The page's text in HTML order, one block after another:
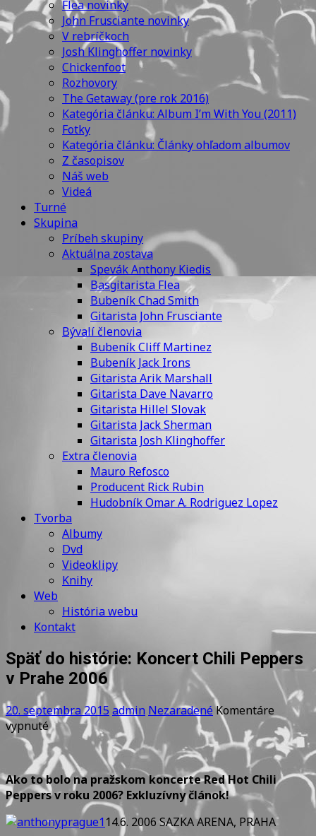
Flea novinky
John Frusciante novinky
V rebríčkoch
Josh Klinghoffer novinky
Chickenfoot
Rozhovory
The Getaway (pre rok 2016)
Kategória článku: Album I’m With You (2011)
Fotky
Kategória článku: Články ohľadom albumov
Z časopisov
Náš web
Videá
Turné
Skupina
Príbeh skupiny
Aktuálna zostava
Spevák Anthony Kiedis
Basgitarista Flea
Bubeník Chad Smith
Gitarista John Frusciante
Bývalí členovia
Bubeník Cliff Martinez
Bubeník Jack Irons
Gitarista Arik Marshall
Gitarista Dave Navarro
Gitarista Hillel Slovak
Gitarista Jack Sherman
Gitarista Josh Klinghoffer
Extra členovia
Mauro Refosco
Producent Rick Rubin
Hudobník Omar A. Rodriguez Lopez
Tvorba
Albumy
Dvd
Videoklipy
Knihy
Web
História webu
Kontakt
Späť do histórie: Koncert Chili Peppers
v Prahe 2006
20. septembra 2015 admin Nezaradené Komentáre
vypnuténa
Späť
do
histórie:
Koncert
Chili
Peppers
Ako to bolo na pražskom koncerte Red Hot Chili
Peppers v roku 2006? Exkluzívny článok!
14.6. 2006 SAZKA ARENA, PRAHA